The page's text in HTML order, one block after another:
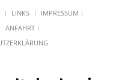
LINKS
IMPRESSUM
ANFAHRT